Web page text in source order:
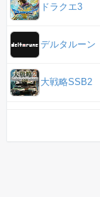
ドラクエ3
デルタルーン
大戦略SSB2